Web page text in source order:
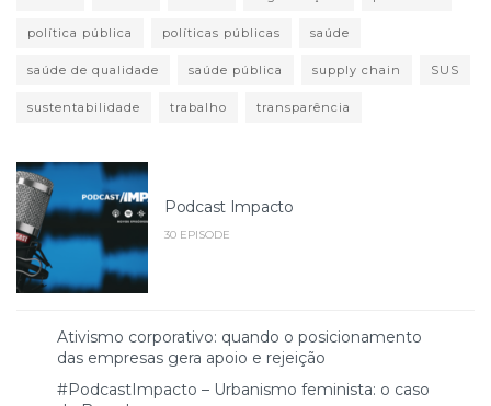
política pública políticas públicas saúde
saúde de qualidade saúde pública supply chain SUS
sustentabilidade trabalho transparência
Podcast Impacto
30 EPISODE
Ativismo corporativo: quando o posicionamento
das empresas gera apoio e rejeição
#PodcastImpacto – Urbanismo feminista: o caso